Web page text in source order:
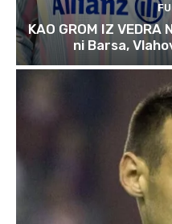
KAO GROM IZ VEDRA
ni Barsa,